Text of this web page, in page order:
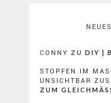
CONNY ZU DIY |
STOPFEN IM
UNSICHTBAR
ZUM